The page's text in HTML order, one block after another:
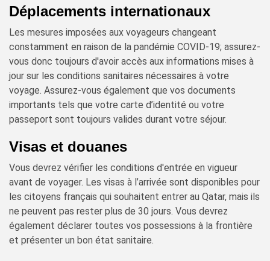
Déplacements internationaux
Les mesures imposées aux voyageurs changeant
constamment en raison de la pandémie COVID-19; assurez-
vous donc toujours d'avoir accès aux informations mises à
jour sur les conditions sanitaires nécessaires à votre
voyage. Assurez-vous également que vos documents
importants tels que votre carte d’identité ou votre
passeport sont toujours valides durant votre séjour.
Visas et douanes
Vous devrez vérifier les conditions d'entrée en vigueur
avant de voyager. Les visas à l’arrivée sont disponibles pour
les citoyens français qui souhaitent entrer au Qatar, mais ils
ne peuvent pas rester plus de 30 jours. Vous devrez
également déclarer toutes vos possessions à la frontière
et présenter un bon état sanitaire.